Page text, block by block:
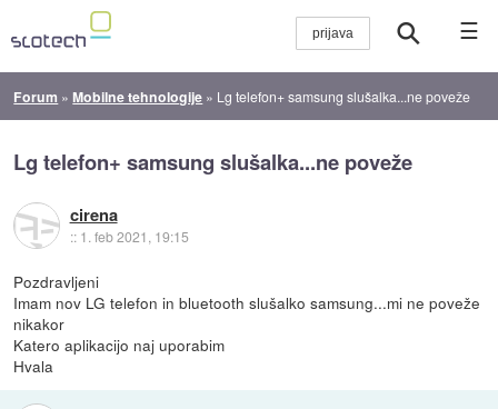
☰
Forum »Mobilne tehnologije » Lg telefon+ samsung slušalka...ne poveže
Lg telefon+ samsung slušalka...ne poveže
cirena
:: 1. feb 2021, 19:15
Pozdravljeni
Imam nov LG telefon in bluetooth slušalko samsung...mi ne poveže
nikakor
Katero aplikacijo naj uporabim
Hvala